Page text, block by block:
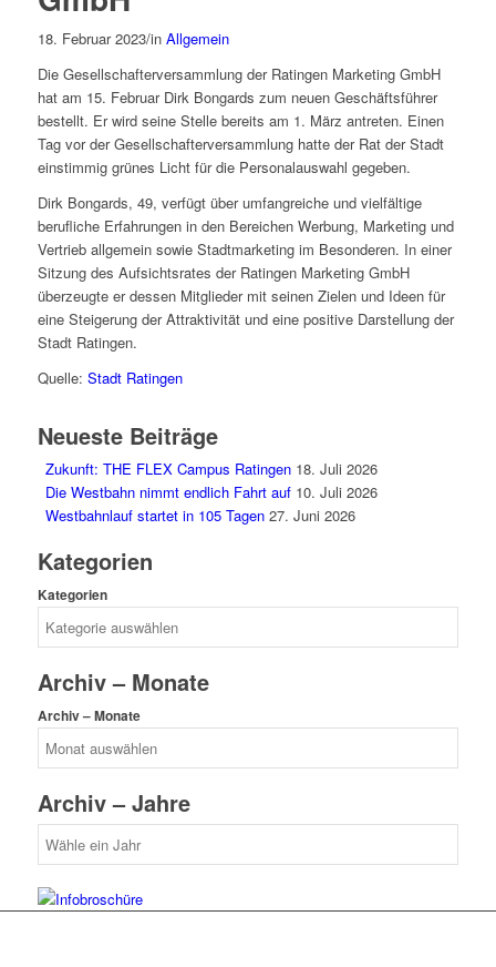
18. Februar 2023/in Allgemein
Die Gesellschafterversammlung der Ratingen Marketing GmbH
hat am 15. Februar Dirk Bongards zum neuen Geschäftsführer
bestellt. Er wird seine Stelle bereits am 1. März antreten. Einen
Tag vor der Gesellschafterversammlung hatte der Rat der Stadt
einstimmig grünes Licht für die Personalauswahl gegeben.
Dirk Bongards, 49, verfügt über umfangreiche und vielfältige
berufliche Erfahrungen in den Bereichen Werbung, Marketing und
Vertrieb allgemein sowie Stadtmarketing im Besonderen. In einer
Sitzung des Aufsichtsrates der Ratingen Marketing GmbH
überzeugte er dessen Mitglieder mit seinen Zielen und Ideen für
eine Steigerung der Attraktivität und eine positive Darstellung der
Stadt Ratingen.
Quelle: Stadt Ratingen
Neueste Beiträge
Zukunft: THE FLEX Campus Ratingen 18. Juli 2026
Die Westbahn nimmt endlich Fahrt auf 10. Juli 2026
Westbahnlauf startet in 105 Tagen 27. Juni 2026
Kategorien
Kategorien
Archiv – Monate
Archiv – Monate
Archiv – Jahre